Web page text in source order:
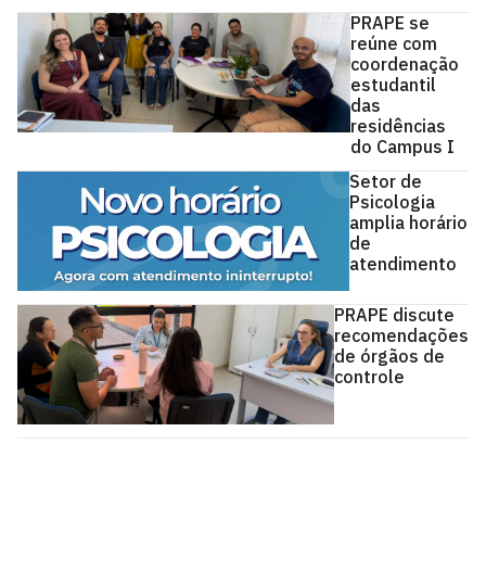
PRAPE se
reúne com
coordenação
estudantil
das
residências
do Campus I
Setor de
Psicologia
amplia horário
de
atendimento
PRAPE discute
recomendações
de órgãos de
controle